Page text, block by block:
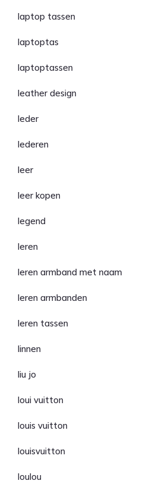
laptop tassen
laptoptas
laptoptassen
leather design
leder
lederen
leer
leer kopen
legend
leren
leren armband met naam
leren armbanden
leren tassen
linnen
liu jo
loui vuitton
louis vuitton
louisvuitton
loulou